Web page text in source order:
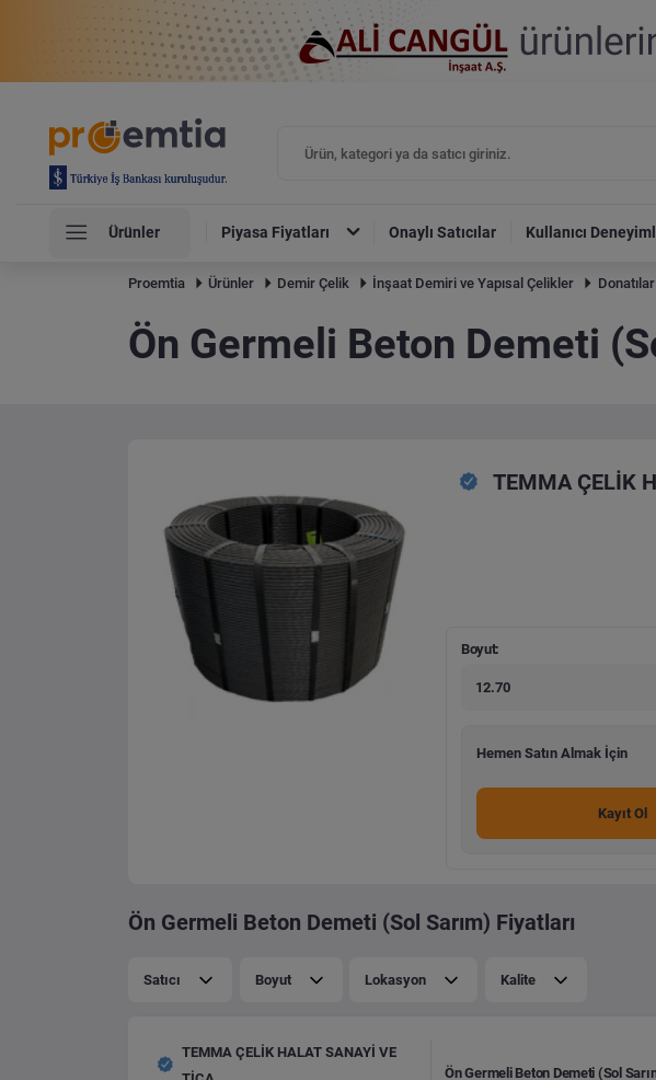
Ürünler Piyasa Fiyatları Onaylı Satıcılar Kullanıcı
Proemtia Ürünler Demir Çelik İnşaat Demiri ve Yapısal Çelikler Donatılar
Ön Germeli Beton Demeti
TEMMA ÇELİK
Boyut:
12.70
Hemen Satın Almak İçin
Kayıt Ol
Ön Germeli Beton Demeti (Sol Sarım) Fiyatları
Satıcı Boyut Lokasyon Kalite
TEMMA ÇELİK HALAT SANAYİ VE
Ön Germeli Beton Demeti (Sol